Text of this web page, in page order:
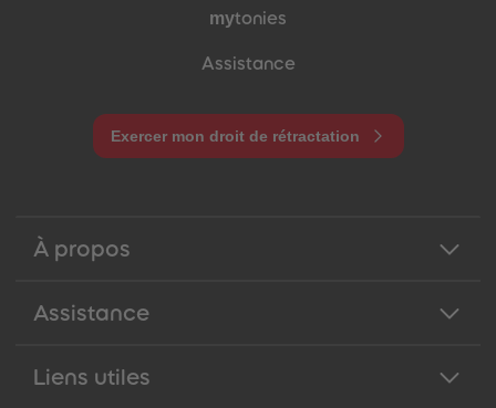
mytonies
Assistance
Exercer mon droit de rétractation
À propos
Assistance
Liens utiles